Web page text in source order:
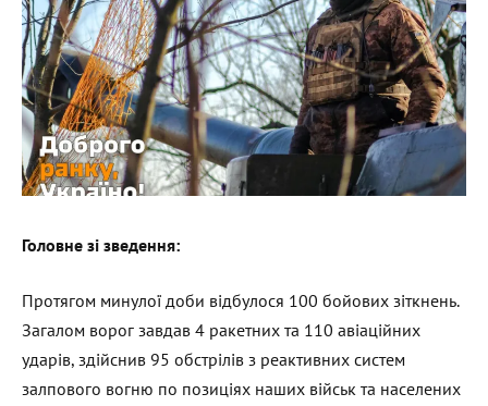
Головне зі зведення:
Протягом минулої доби відбулося 100 бойових зіткнень.
Загалом ворог завдав 4 ракетних та 110 авіаційних
ударів, здійснив 95 обстрілів з реактивних систем
залпового вогню по позиціях наших військ та населених